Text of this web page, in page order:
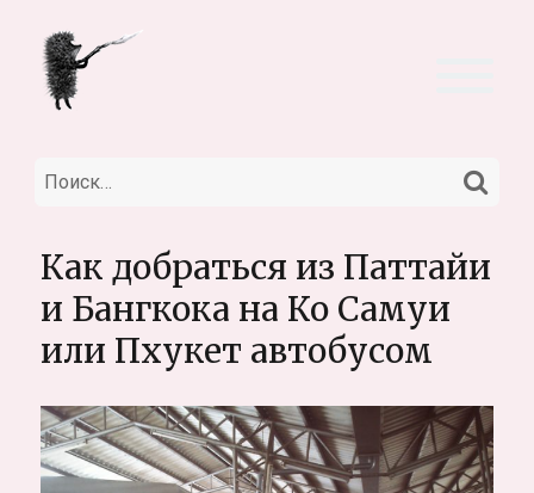
Искать:
Как добраться из Паттайи
и Бангкока на Ко Самуи
или Пхукет автобусом